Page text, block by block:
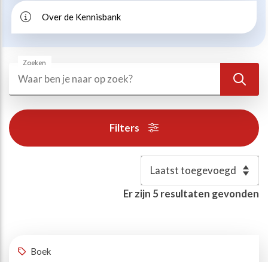
Over de Kennisbank
Zoeken
Zoeken
Filters
Er zijn 5 resultaten gevonden
Boek
Esports, gaming en gamification
Alle thema’s